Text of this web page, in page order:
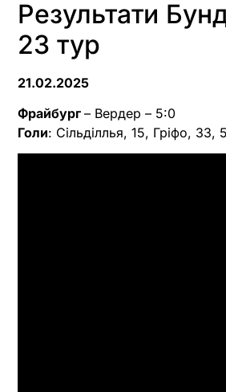
Результати
23 тур
21.02.2025
Фрайбург – Вердер – 5:0
Голи: Сільділлья, 15, Гріфо,